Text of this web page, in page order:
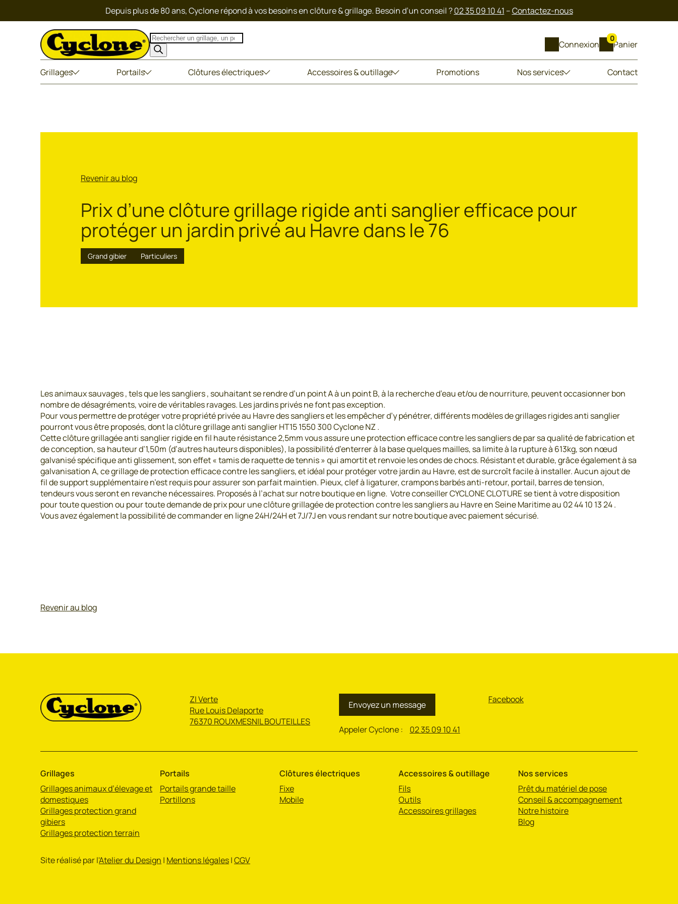
Depuis plus de 80 ans, Cyclone répond à vos besoins en clôture & grillage. Besoin d’un conseil ?02 35 09 10 41 –Contactez-nous
Recherche
de
produits
Connexion Panier
0
Grillages Portails Clôtures électriques Accessoires & outillage Promotions Nos services Contact
Revenir au blog
Prix d’une clôture grillage rigide anti sanglier efficace pour
protéger un jardin privé au Havre dans le 76
Grand gibier Particuliers
Les animaux sauvages , tels que les sangliers , souhaitant se rendre d’un point A à un point B, à la recherche d’eau et/ou de nourriture, peuvent occasionner bon
nombre de désagréments, voire de véritables ravages. Les jardins privés ne font pas exception.
Pour vous permettre de protéger votre propriété privée au Havre des sangliers et les empêcher d’y pénétrer, différents modèles de grillages rigides anti sanglier
pourront vous être proposés, dont la clôture grillage anti sanglier HT15 1550 300 Cyclone NZ .
Cette clôture grillagée anti sanglier rigide en fil haute résistance 2,5mm vous assure une protection efficace contre les sangliers de par sa qualité de fabrication et
de conception, sa hauteur d’1,50m (d’autres hauteurs disponibles), la possibilité d’enterrer à la base quelques mailles, sa limite à la rupture à 613kg, son nœud
galvanisé spécifique anti glissement, son effet « tamis de raquette de tennis » qui amortit et renvoie les ondes de chocs. Résistant et durable, grâce également à sa
galvanisation A, ce grillage de protection efficace contre les sangliers, et idéal pour protéger votre jardin au Havre, est de surcroît facile à installer. Aucun ajout de
fil de support supplémentaire n’est requis pour assurer son parfait maintien. Pieux, clef à ligaturer, crampons barbés anti-retour, portail, barres de tension,
tendeurs vous seront en revanche nécessaires. Proposés à l’achat sur notre boutique en ligne. Votre conseiller CYCLONE CLOTURE se tient à votre disposition
pour toute question ou pour toute demande de prix pour une clôture grillagée de protection contre les sangliers au Havre en Seine Maritime au 02 44 10 13 24 .
Vous avez également la possibilité de commander en ligne 24H/24H et 7J/7J en vous rendant sur notre boutique avec paiement sécurisé.
Revenir au blog
ZI Verte
Rue Louis Delaporte
76370 ROUXMESNIL BOUTEILLES
Envoyez un message
Appeler Cyclone : 02 35 09 10 41
Facebook
Grillages
Grillages animaux d’élevage et
domestiques
Grillages protection grand
gibiers
Grillages protection terrain
Portails
Portails grande taille
Portillons
Clôtures électriques
Fixe
Mobile
Accessoires & outillage
Fils
Outils
Accessoires grillages
Nos services
Prêt du matériel de pose
Conseil & accompagnement
Notre histoire
Blog
Site réalisé par l'Atelier du Design | Mentions légales|CGV